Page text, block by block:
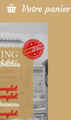
Votre panier